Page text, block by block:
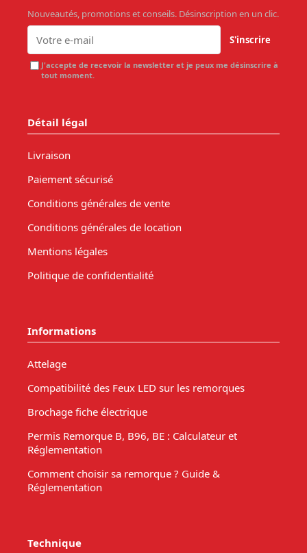
Nouveautés, promotions et conseils. Désinscription en un clic.
S'inscrire
J'accepte de recevoir la newsletter et je peux me désinscrire à
tout moment.
Détail légal
Livraison
Paiement sécurisé
Conditions générales de vente
Conditions générales de location
Mentions légales
Politique de confidentialité
Informations
Attelage
Compatibilité des Feux LED sur les remorques
Brochage fiche électrique
Permis Remorque B, B96, BE : Calculateur et
Réglementation
Comment choisir sa remorque ? Guide &
Réglementation
Technique